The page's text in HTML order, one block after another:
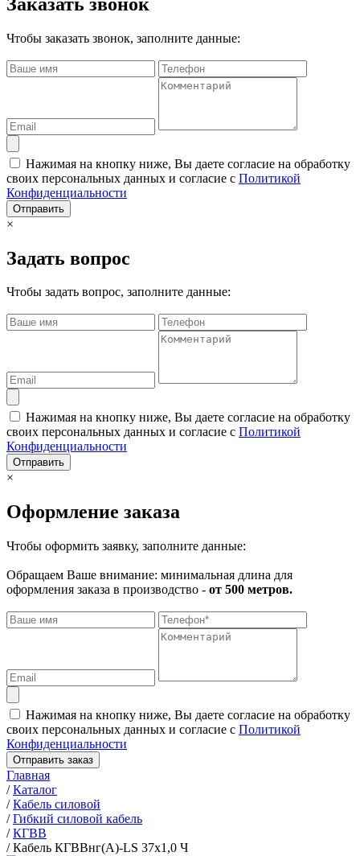
Чтобы заказать звонок, заполните данные:
Нажимая на кнопку ниже, Вы даете согласие на обработку
своих персональных данных и согласие с Политикой
Конфиденциальности
Отправить
×
Задать вопрос
Чтобы задать вопрос, заполните данные:
Нажимая на кнопку ниже, Вы даете согласие на обработку
своих персональных данных и согласие с Политикой
Конфиденциальности
Отправить
×
Оформление заказа
Чтобы оформить заявку, заполните данные:
Обращаем Ваше внимание: минимальная длина для
оформления заказа в производство - от 500 метров.
Нажимая на кнопку ниже, Вы даете согласие на обработку
своих персональных данных и согласие с Политикой
Конфиденциальности
Отправить заказ
Главная
/Каталог
/Кабель силовой
/Гибкий силовой кабель
/КГВВ
/Кабель КГВВнг(А)-LS 37х1,0 Ч